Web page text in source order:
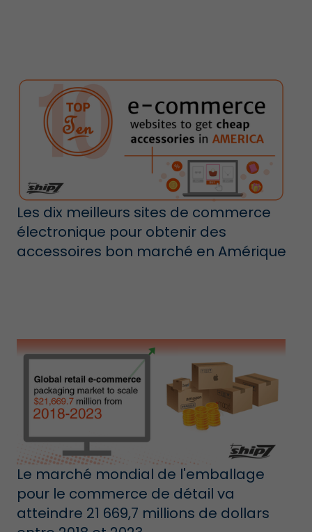
Les dix meilleurs sites de commerce
électronique pour obtenir des
accessoires bon marché en Amérique
Le marché mondial de l'emballage
pour le commerce de détail va
atteindre 21 669,7 millions de dollars